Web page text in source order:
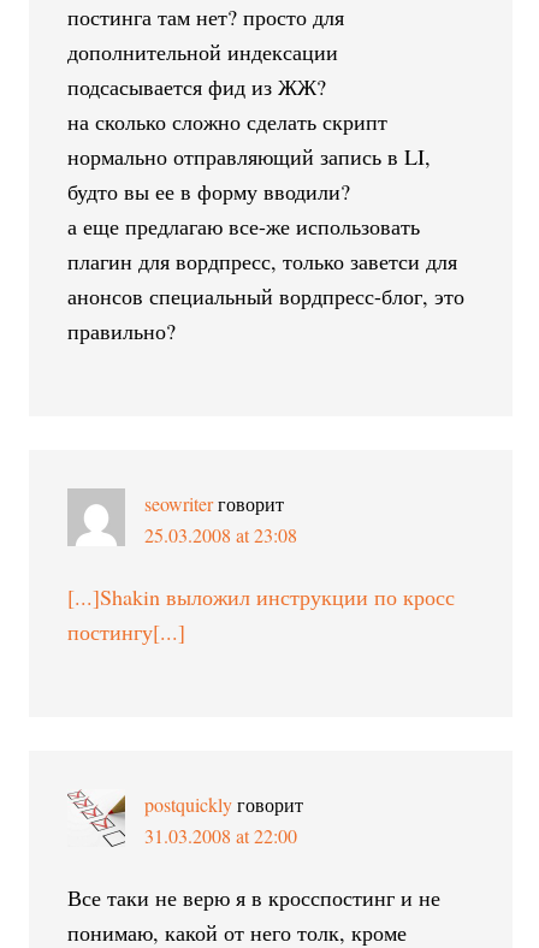
постинга там нет? просто для
дополнительной индексации
подсасывается фид из ЖЖ?
на сколько сложно сделать скрипт
нормально отправляющий запись в LI,
будто вы ее в форму вводили?
а еще предлагаю все-же использовать
плагин для вордпресс, только заветси для
анонсов специальный вордпресс-блог, это
правильно?
seowriterговорит
25.03.2008 at 23:08
[...]Shakin выложил инструкции по кросс
постингу[...]
postquickly говорит
31.03.2008 at 22:00
Все таки не верю я в кросспостинг и не
понимаю, какой от него толк, кроме